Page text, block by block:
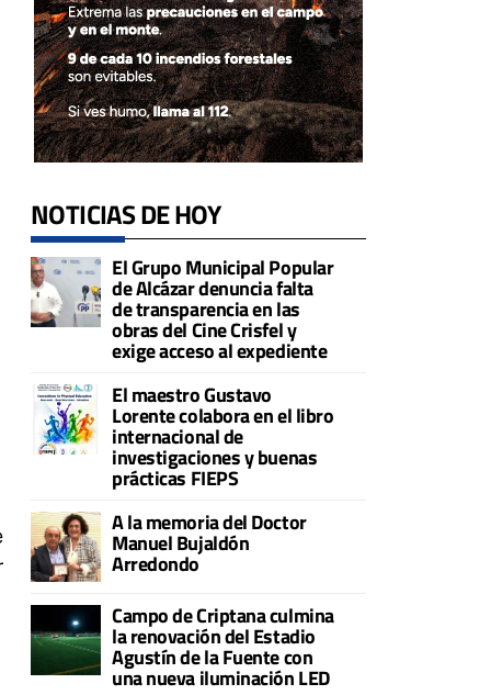
NOTICIAS DE HOY
El Grupo Municipal Popular
de Alcázar denuncia falta
de transparencia en las
obras del Cine Crisfel y
exige acceso al expediente
El maestro Gustavo
Lorente colabora en el libro
internacional de
investigaciones y buenas
prácticas FIEPS
A la memoria del Doctor
Manuel Bujaldón
Arredondo
Campo de Criptana culmina
la renovación del Estadio
Agustín de la Fuente con
una nueva iluminación LED